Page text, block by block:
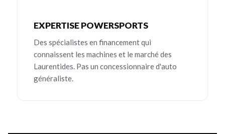
EXPERTISE POWERSPORTS
Des spécialistes en financement qui
connaissent les machines et le marché des
Laurentides. Pas un concessionnaire d'auto
généraliste.